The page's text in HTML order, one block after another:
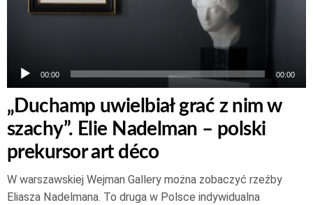
00:00 00:00
„Duchamp uwielbiał grać z nim w
szachy”. Elie Nadelman – polski
prekursor art déco
W warszawskiej Wejman Gallery można zobaczyć rzeźby
Eliasza Nadelmana. To druga w Polsce indywidualna